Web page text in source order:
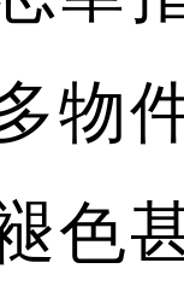
物
色